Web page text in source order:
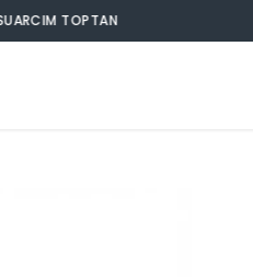
TOPTAN